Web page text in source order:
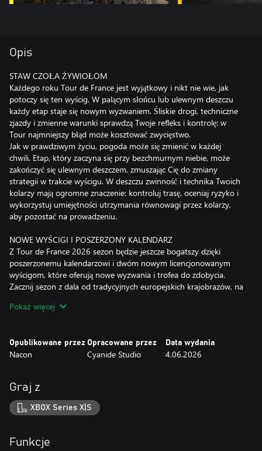
Opis
STAW CZOŁA ŻYWIOŁOM
Każdego roku Tour de France jest wyjątkowy i nikt nie wie, jak
potoczy się ten wyścig. W palącym słońcu lub ulewnym deszczu
każdy etap staje się nowym wyzwaniem. Śliskie drogi, techniczne
zjazdy i zmienne warunki sprawdzą Twoje refleks i kontrolę: w
Tour najmniejszy błąd może kosztować zwycięstwo.
Jak w prawdziwym życiu, pogoda może się zmienić w każdej
chwili. Etap, który zaczyna się przy bezchmurnym niebie, może
zakończyć się ulewnym deszczem, zmuszając Cię do zmiany
strategii w trakcie wyścigu. W deszczu zwinność i technika Twoich
kolarzy mają ogromne znaczenie: kontroluj trasę, oceniaj ryzyko i
wykorzystuj umiejętności utrzymania równowagi przez kolarzy,
aby pozostać na prowadzeniu.
NOWE WYŚCIGI I POSZERZONY KALENDARZ
Z Tour de France 2026 sezon będzie jeszcze bogatszy dzięki
poszerzonemu kalendarzowi i dwóm nowym licencjonowanym
wyścigom, które oferują nowe wyzwania i trofea do zdobycia.
Zacznij sezon z dala od tradycyjnych europejskich krajobrazów, na
Classic. Intensywne upały i podjazdy o nachyleniu powyżej 10%
Zakończ sezon na wymagających, gruntowych drogach Paris-
Tours. Twoje umiejętności prowadzenia roweru i pozycjonowania
odcinkach, zaskoczyć sprinterów i jako pierwszy(-a) przekroczyć
linię mety.
NOWA ROZGRYWKA W WYŚCIGU DRUŻYNOWYM NA CZAS
drużynowego na czas. Ustal kolejność przekazywania pałeczki,
Pokaż więcej
Opublikowane przez
Nacon
Opracowane przez
Cyanide Studio
Data wydania
4.06.2026
Graj z
XBOX Series X|S
Funkcje